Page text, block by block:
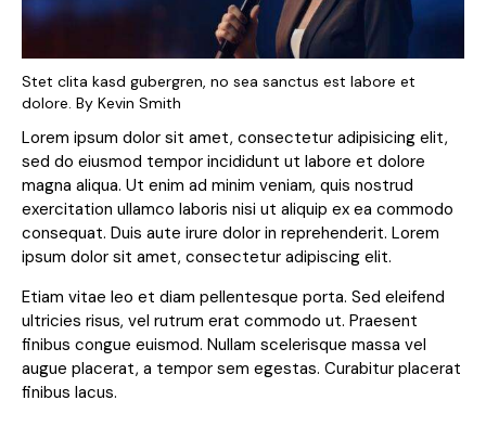
Stet clita kasd gubergren, no sea sanctus est labore et
dolore. By Kevin Smith
Lorem ipsum dolor sit amet, consectetur adipisicing elit,
sed do eiusmod tempor incididunt ut labore et dolore
magna aliqua. Ut enim ad minim veniam, quis nostrud
exercitation ullamco laboris nisi ut aliquip ex ea commodo
consequat. Duis aute irure dolor in reprehenderit. Lorem
ipsum dolor sit amet, consectetur adipiscing elit.
Etiam vitae leo et diam pellentesque porta. Sed eleifend
ultricies risus, vel rutrum erat commodo ut. Praesent
finibus congue euismod. Nullam scelerisque massa vel
augue placerat, a tempor sem egestas. Curabitur placerat
finibus lacus.